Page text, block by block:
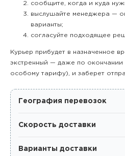
сообщите, когда и куда
выслушайте менеджера —
варианты;
согласуйте подходящее
Курьер прибудет в назначенное
экстренный — даже по окончании
особому тарифу), и заберет
География перевозок
Скорость доставки
Варианты доставки